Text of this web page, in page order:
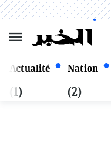
Actualité
(1)
Nation
(2)
Dimanche 25 Safar 1448 - 09
Août 2026